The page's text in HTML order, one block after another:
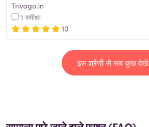
Trivago.in
1 समीक्षा
10
इस श्रेणी से सब कुछ देखें